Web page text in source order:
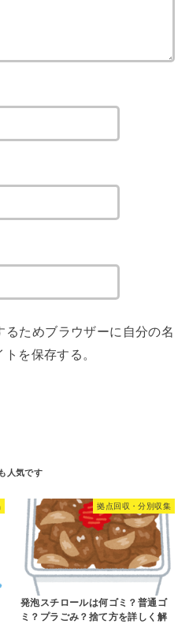
るためブラウザーに自分の名
を保存する。
拠点回収・分別収集
発泡スチロールは何ゴミ？普通ゴ
ミ？プラごみ？捨て方を詳しく解